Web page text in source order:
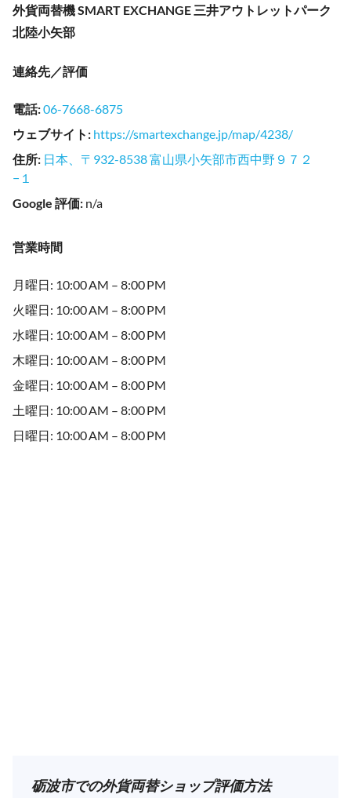
外貨両替機 SMART EXCHANGE 三井アウトレットパーク
北陸小矢部
連絡先／評価
電話:06-7668-6875
ウェブサイト : https://smartexchange.jp/map/4238/
住所: 日本、〒932-8538 富山県小矢部市西中野９７２
−１
Google 評価: n/a
営業時間
月曜日: 10:00 AM – 8:00 PM
火曜日: 10:00 AM – 8:00 PM
水曜日: 10:00 AM – 8:00 PM
木曜日: 10:00 AM – 8:00 PM
金曜日: 10:00 AM – 8:00 PM
土曜日: 10:00 AM – 8:00 PM
日曜日: 10:00 AM – 8:00 PM
砺波市での外貨両替ショップ評価方法